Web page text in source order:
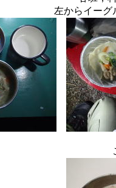
左からイーグ